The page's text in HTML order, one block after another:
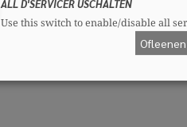
ALL D'SERVICER USCHALTEN
Use this switch to enable/disable all
Ofleenen